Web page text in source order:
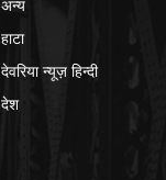
अन्य
हाटा
देवरिया न्यूज़ हिन्दी
देश